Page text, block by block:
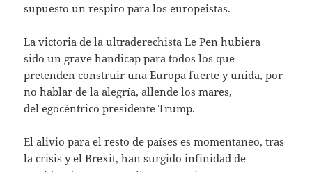
supuesto un respiro para los europeistas.
La victoria de la ultraderechista Le Pen hubiera
sido un grave handicap para todos los que
pretenden construir una Europa fuerte y unida, por
no hablar de la alegría, allende los mares,
del egocéntrico presidente Trump.
El alivio para el resto de países es momentaneo, tras
la crisis y el Brexit, han surgido infinidad de